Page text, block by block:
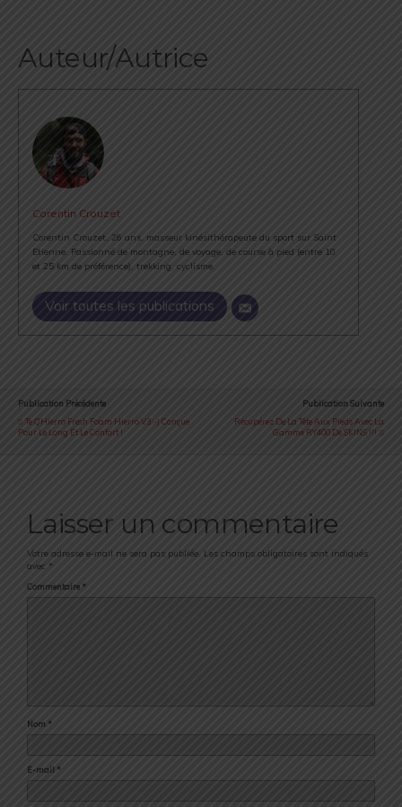
Auteur/Autrice
Corentin Crouzet
Corentin Crouzet, 26 ans, masseur kinésithérapeute du sport sur Saint
Etienne. Passionné de montagne, de voyage, de course à pied (entre 10
et 25 km de préférence), trekking, cyclisme.
Voir toutes les publications
Publication Précédente
Te Q’Hierro Fresh Foam Hierro V3 :-) Conçue
Pour Le Long Et Le Confort !
Publication Suivante
Récupérez De La Tête Aux Pieds Avec La
Gamme RY400 De SKINS !!!
Laisser un commentaire
Votre adresse e-mail ne sera pas publiée. Les champs obligatoires sont indiqués
avec *
Commentaire *
Nom *
E-mail *